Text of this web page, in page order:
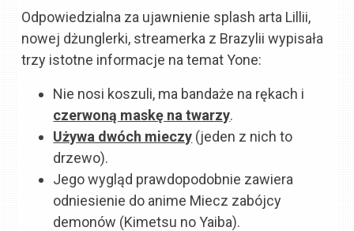
Odpowiedzialna za ujawnienie splash arta Lillii,
nowej dżunglerki, streamerka z Brazylii wypisała
trzy istotne informacje na temat Yone:
Nie nosi koszuli, ma bandaże na rękach i
czerwoną maskę na twarzy.
Używa dwóch mieczy (jeden z nich to
drzewo).
Jego wygląd prawdopodobnie zawiera
odniesienie do anime Miecz zabójcy
demonów (Kimetsu no Yaiba).